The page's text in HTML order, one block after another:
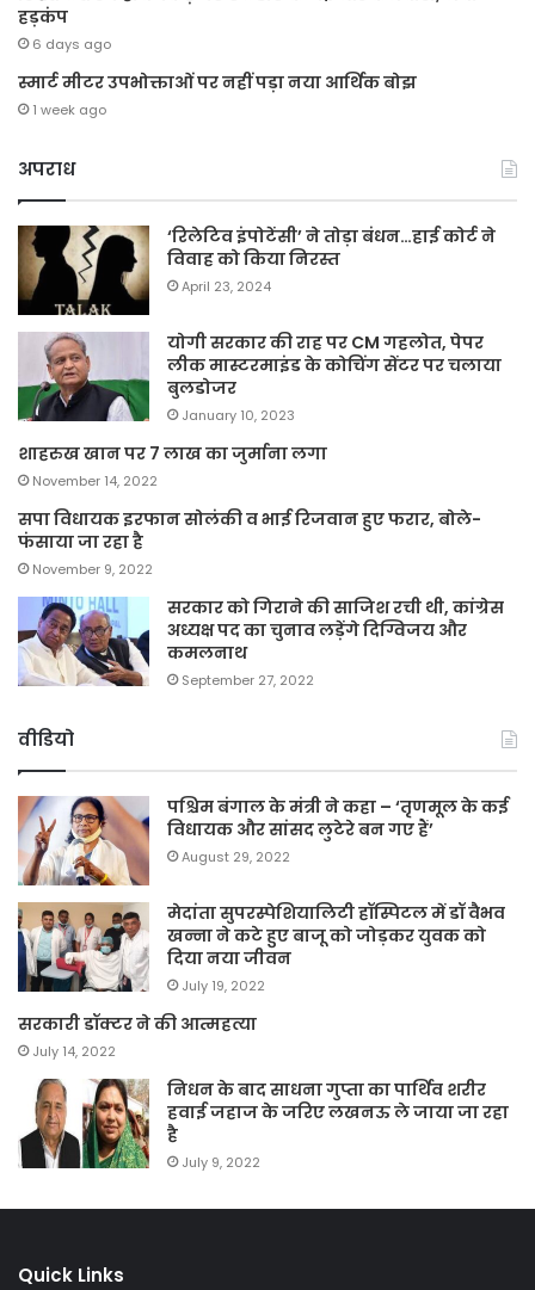
हड़कंप
6 days ago
स्मार्ट मीटर उपभोक्ताओं पर नहीं पड़ा नया आर्थिक बोझ
1 week ago
अपराध
‘रिलेटिव इंपोटेंसी’ ने तोड़ा बंधन…हाई कोर्ट ने
विवाह को किया निरस्त
April 23, 2024
योगी सरकार की राह पर CM गहलोत, पेपर
लीक मास्टरमाइंड के कोचिंग सेंटर पर चलाया
बुलडोजर
January 10, 2023
शाहरुख खान पर 7 लाख का जुर्माना लगा
November 14, 2022
सपा विधायक इरफान सोलंकी व भाई रिजवान हुए फरार, बोले-
फंसाया जा रहा है
November 9, 2022
सरकार को गिराने की साजिश रची थी, कांग्रेस
अध्यक्ष पद का चुनाव लड़ेंगे दिग्विजय और
कमलनाथ
September 27, 2022
वीडियो
पश्चिम बंगाल के मंत्री ने कहा – ‘तृणमूल के कई
विधायक और सांसद लुटेरे बन गए हैं’
August 29, 2022
मेदांता सुपरस्पेशियालिटी हॉस्पिटल में डॉ वैभव
खन्ना ने कटे हुए बाजू को जोड़कर युवक को
दिया नया जीवन
July 19, 2022
सरकारी डॉक्टर ने की आत्महत्या
July 14, 2022
निधन के बाद साधना गुप्ता का पार्थिव शरीर
हवाई जहाज के जरिए लखनऊ ले जाया जा रहा
है
July 9, 2022
Quick Links